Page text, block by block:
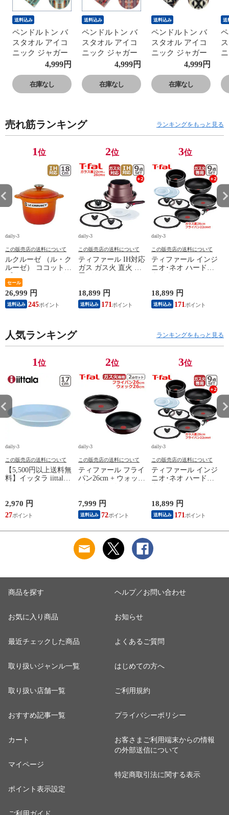
送料込み
ペンドルトン バ
スタオル アイコ
ニック ジャガー
76x147cm チーフ
ジョセフアクア
Pendleton 【北海
4,999円
在庫なし
送料込み
ペンドルトン バ
スタオル アイコ
ニック ジャガー
76x147cm キャニ
オンランド
Pendleton pen01-
4,999円
在庫なし
送料込み
ペンドルトン バ
スタオル アイコ
ニック ジャガー
76x147cm スパイ
ダーロック
Pendleton pen01-
4,999円
在庫なし
送
売れ筋ランキング ランキングをもっと見る
1位
daily-3
この販売店の送料について
ルクルーゼ （ル・ク
ルーゼ） ココットエ
ーリッド付き オレン
ジ ホーロー鍋 IH対
応 直火（ガス火）対
応 Le Creuset【北海
セール
26,999 円
送料込み 245
2位
daily-3
この販売店の送料について
ティファール IH対応
ガス ガス火 直火 兼
アンリミテッド セッ
ト9 L38591 + バタフ
ライガラスぶた
18,899 円
送料込み 171
3位
daily-3
この販売店の送料について
ティファール インジ
ニオ･ネオ ハードチ
点 L43891 + フライ
パン22cm + バタフラ
イガラスぶた 26cm付
用 直火 T-fal 【北海
2009c2222
18,899 円
送料込み 171
人気ランキング ランキングをもっと見る
1位
daily-3
この販売店の送料について
【5,500円以上送料無
料】イッタラ iittala
イスブルー プレート
北欧 食器 ita12-c043
2,970 円
27
2位
daily-3
この販売店の送料について
ティファール フライ
パン26cm + ウォック
ジボルドー･インテン
ス 単品 オリジナル2
点セット ガス ガス
fal 【北海道・沖縄は
990円加算】 tfa0098-
13c2630
7,999 円
送料込み 72
3位
daily-3
この販売店の送料について
ティファール インジ
ニオ･ネオ ハードチ
点 L43891 + フライ
パン22cm + バタフラ
イガラスぶた 26cm付
用 直火 T-fal 【北海
道・沖縄は990円加
18,899 円
送料込み 171
商品を探す
お気に入り商品
最近チェックした商品
取り扱いジャンル一覧
取り扱い店舗一覧
おすすめ記事一覧
カート
マイページ
ポイント表示設定
ヘルプ／お問い合わせ
お知らせ
よくあるご質問
はじめての方へ
ご利用規約
プライバシーポリシー
お客さまご利用端末からの情報
の外部送信について
特定商取引法に関する表示